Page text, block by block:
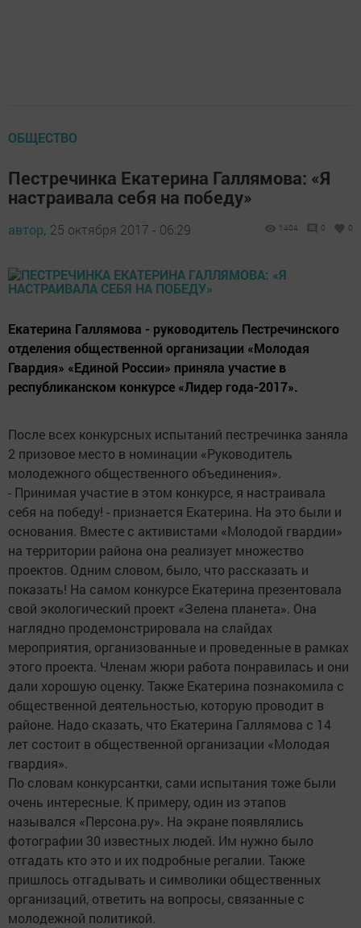
ОБЩЕСТВО
Пестречинка Екатерина Галлямова: «Я
настраивала себя на победу»
автор, 25 октября 2017 - 06:29 1404 0 0
Екатерина Галлямова - руководитель Пестречинского
отделения общественной организации «Молодая
Гвардия» «Единой России» приняла участие в
республиканском конкурсе «Лидер года-2017».
После всех конкурсных испытаний пестречинка заняла
2 призовое место в номинации «Руководитель
молодежного общественного объединения».
- Принимая участие в этом конкурсе, я настраивала
себя на победу! - признается Екатерина. На это были и
основания. Вместе с активистами «Молодой гвардии»
на территории района она реализует множество
проектов. Одним словом, было, что рассказать и
показать! На самом конкурсе Екатерина презентовала
свой экологический проект «Зелена планета». Она
наглядно продемонстрировала на слайдах
мероприятия, организованные и проведенные в рамках
этого проекта. Членам жюри работа понравилась и они
дали хорошую оценку. Также Екатерина познакомила с
общественной деятельностью, которую проводит в
районе. Надо сказать, что Екатерина Галлямова с 14
лет состоит в общественной организации «Молодая
гвардия».
По словам конкурсантки, сами испытания тоже были
очень интересные. К примеру, один из этапов
назывался «Персона.ру». На экране появлялись
фотографии 30 известных людей. Им нужно было
отгадать кто это и их подробные регалии. Также
пришлось отгадывать и символики общественных
организаций, ответить на вопросы, связанные с
молодежной политикой.